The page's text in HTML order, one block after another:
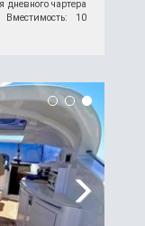
чартера
10
подробнее >>